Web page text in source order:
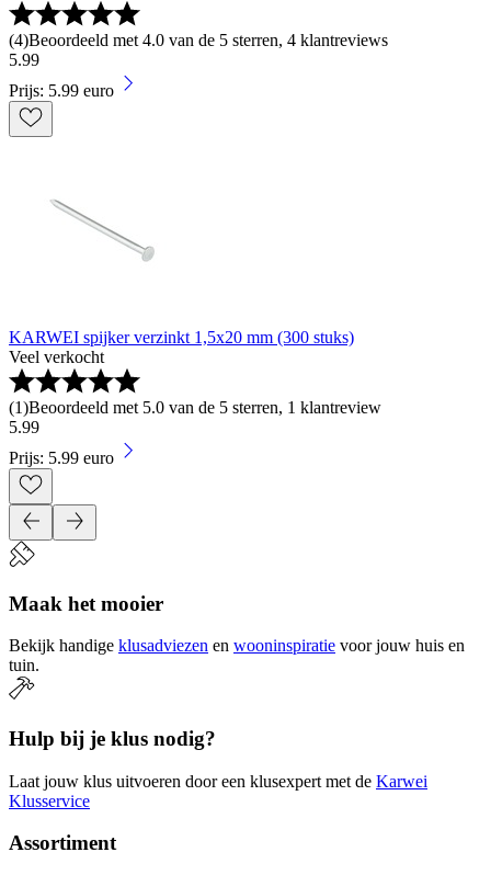
(4)Beoordeeld met 4.0 van de 5 sterren, 4 klantreviews
5.99
Prijs: 5.99 euro
KARWEI spijker verzinkt 1,5x20 mm (300 stuks)
Veel verkocht
(1)Beoordeeld met 5.0 van de 5 sterren, 1 klantreview
5.99
Prijs: 5.99 euro
Maak het mooier
Bekijk handige klusadviezen en wooninspiratie voor jouw huis en
tuin.
Hulp bij je klus nodig?
Laat jouw klus uitvoeren door een klusexpert met de Karwei
Klusservice
Assortiment